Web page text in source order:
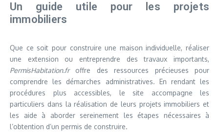
Un guide utile pour les projets
immobiliers
Que ce soit pour construire une maison individuelle, réaliser
une extension ou entreprendre des travaux importants,
PermisHabitation.froffre des ressources précieuses pour
comprendre les démarches administratives. En rendant les
procédures plus accessibles, le site accompagne les
particuliers dans la réalisation de leurs projets immobiliers et
les aide à aborder sereinement les étapes nécessaires à
l’obtention d’un permis de construire.